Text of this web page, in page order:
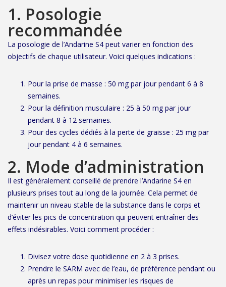
1. Posologie
recommandée
La posologie de l’Andarine S4 peut varier en fonction des
objectifs de chaque utilisateur. Voici quelques indications :
Pour la prise de masse : 50 mg par jour pendant 6 à 8
semaines.
Pour la définition musculaire : 25 à 50 mg par jour
pendant 8 à 12 semaines.
Pour des cycles dédiés à la perte de graisse : 25 mg par
jour pendant 4 à 6 semaines.
2. Mode d’administration
Il est généralement conseillé de prendre l’Andarine S4 en
plusieurs prises tout au long de la journée. Cela permet de
maintenir un niveau stable de la substance dans le corps et
d’éviter les pics de concentration qui peuvent entraîner des
effets indésirables. Voici comment procéder :
Divisez votre dose quotidienne en 2 à 3 prises.
Prendre le SARM avec de l’eau, de préférence pendant ou
après un repas pour minimiser les risques de